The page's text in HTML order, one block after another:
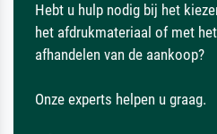
Hebt u hulp nodig bij het
het afdrukmateriaal of met het
afhandelen van de aankoop?
Onze experts helpen u graag.